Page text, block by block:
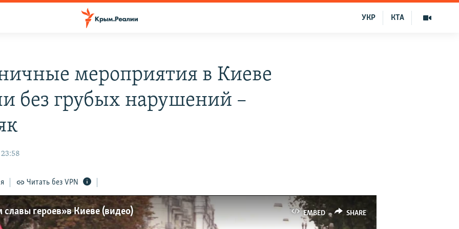
КТА
УКР
мероприятия в Киеве
без грубых нарушений –
23:58
Читать без VPN
EMBED SHARE
героев» в Киеве (видео)